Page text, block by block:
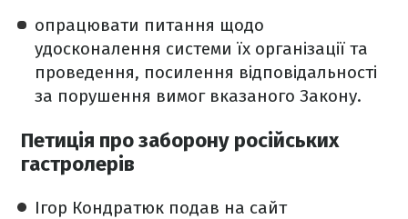
опрацювати питання щодо
удосконалення системи їх організації та
проведення, посилення відповідальності
за порушення вимог вказаного Закону.
Петиція про заборону російських
гастролерів
Ігор Кондратюк подав на сайт